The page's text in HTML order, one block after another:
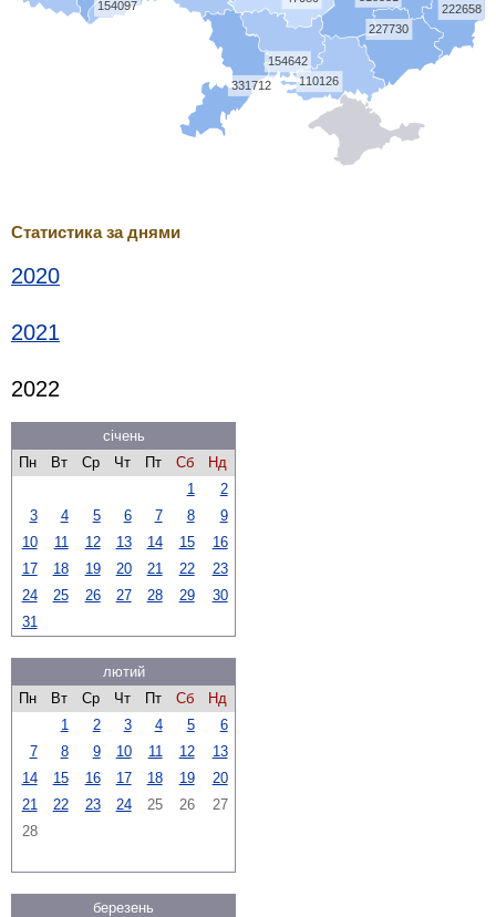
222658
227730
154642
331712
110126
154097
Статистика за днями
2020
2021
2022
січень
Пн
Вт Ср Чт Пт Сб
Нд
1
2
3
4 5 6 7 8
9
10
11 12 13 14 15
16
17
18 19 20 21 22
23
24
25 26 27 28 29
30
31
лютий
Пн
Вт Ср Чт Пт Сб
Нд
1
2 3 4 5
6
7
8 9 10 11 12
13
14
15 16 17 18 19
20
21
22 23 24 25 26
27
28
березень